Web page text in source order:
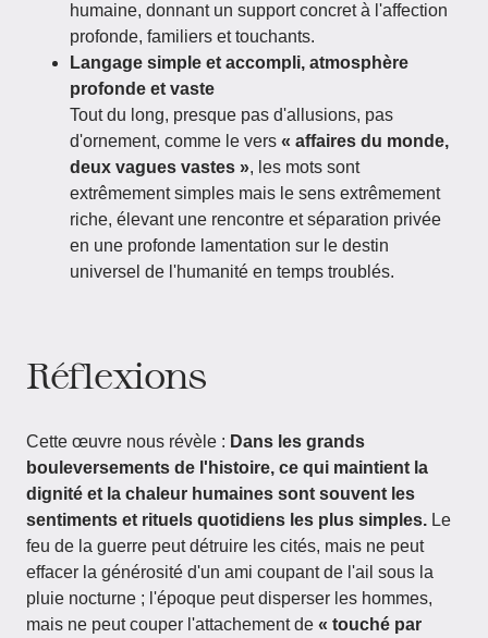
humaine, donnant un support concret à l'affection
profonde, familiers et touchants.
Langage simple et accompli, atmosphère
profonde et vaste
Tout du long, presque pas d'allusions, pas
d'ornement, comme le vers « affaires du monde,
deux vagues vastes », les mots sont
extrêmement simples mais le sens extrêmement
riche, élevant une rencontre et séparation privée
en une profonde lamentation sur le destin
universel de l'humanité en temps troublés.
Réflexions
Cette œuvre nous révèle : Dans les grands
bouleversements de l'histoire, ce qui maintient la
dignité et la chaleur humaines sont souvent les
sentiments et rituels quotidiens les plus simples. Le
feu de la guerre peut détruire les cités, mais ne peut
effacer la générosité d'un ami coupant de l'ail sous la
pluie nocturne ; l'époque peut disperser les hommes,
mais ne peut couper l'attachement de « touché par